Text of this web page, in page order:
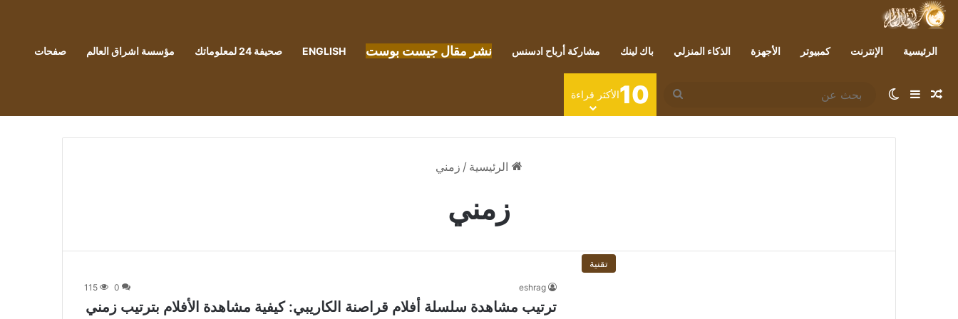
الرئيسية الإنترنت كمبيوتر الأجهزة الذكاء المنزلي باك لينك مشاركة أرباح ادسنس نشر مقال جيست بوست ENGLISH صحيفة 24 لمعلوماتك مؤسسة اشراق العالم صفحات
مقال عشوائي
إضافة عمود جانبي
الوضع المظلم
بحث
عن
10الأكثر قراءة
الرئيسية / زمني
زمني
تقنية
eshrag
0
115
ترتيب مشاهدة سلسلة أفلام قراصنة الكاريبي: كيفية مشاهدة الأفلام بترتيب زمني